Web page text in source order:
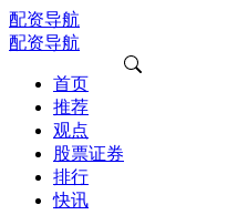
配资导航
配资导航
首页
推荐
观点
股票证券
排行
快讯